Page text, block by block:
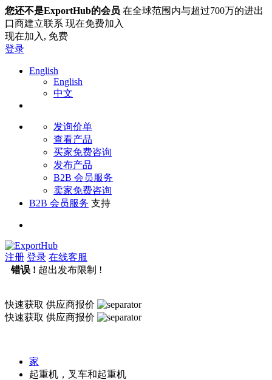
您还不是ExportHub的会员 在全球范围内与超过700万的进出
口商建立联系 现在免费加入
现在加入, 免费
登录
English
English
中文
发询价单
查看产品
买家免费咨询
发布产品
B2B 会员服务
卖家免费咨询
B2B 会员服务 支持
注册 登录 在线客服
错误 ! 超出发布限制 !
快速获取 供应商报价
快速获取 供应商报价
家
起重机，叉车和起重机